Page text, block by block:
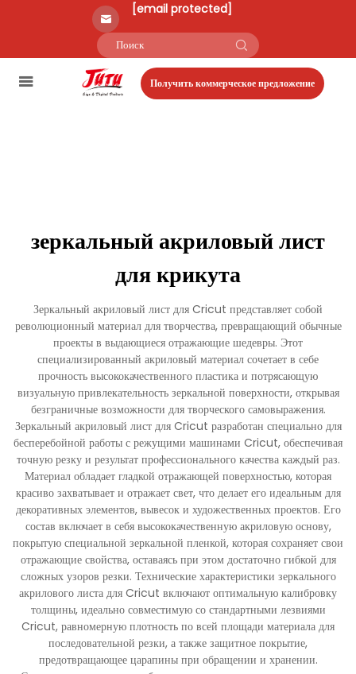
[email protected]
Получить коммерческое предложение
зеркальный акриловый лист
для крикута
Зеркальный акриловый лист для Cricut представляет собой
революционный материал для творчества, превращающий обычные
проекты в выдающиеся отражающие шедевры. Этот
специализированный акриловый материал сочетает в себе
прочность высококачественного пластика и потрясающую
визуальную привлекательность зеркальной поверхности, открывая
безграничные возможности для творческого самовыражения.
Зеркальный акриловый лист для Cricut разработан специально для
бесперебойной работы с режущими машинами Cricut, обеспечивая
точную резку и результат профессионального качества каждый раз.
Материал обладает гладкой отражающей поверхностью, которая
красиво захватывает и отражает свет, что делает его идеальным для
декоративных элементов, вывесок и художественных проектов. Его
состав включает в себя высококачественную акриловую основу,
покрытую специальной зеркальной пленкой, которая сохраняет свои
отражающие свойства, оставаясь при этом достаточно гибкой для
сложных узоров резки. Технические характеристики зеркального
акрилового листа для Cricut включают оптимальную калибровку
толщины, идеально совместимую со стандартными лезвиями
Cricut, равномерную плотность по всей площади материала для
последовательной резки, а также защитное покрытие,
предотвращающее царапины при обращении и хранении.